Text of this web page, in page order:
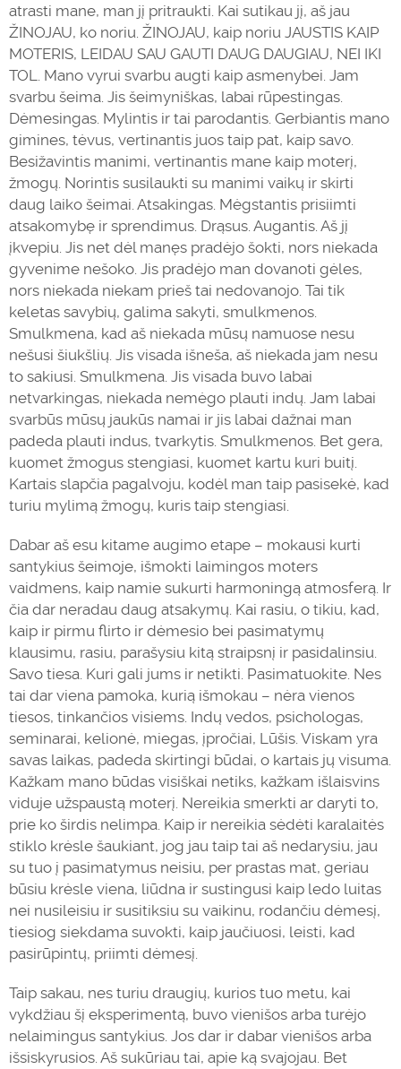
atrasti mane, man jį pritraukti. Kai sutikau jį, aš jau
ŽINOJAU, ko noriu. ŽINOJAU, kaip noriu JAUSTIS KAIP
MOTERIS, LEIDAU SAU GAUTI DAUG DAUGIAU, NEI IKI
TOL. Mano vyrui svarbu augti kaip asmenybei. Jam
svarbu šeima. Jis šeimyniškas, labai rūpestingas.
Dėmesingas. Mylintis ir tai parodantis. Gerbiantis mano
gimines, tėvus, vertinantis juos taip pat, kaip savo.
Besižavintis manimi, vertinantis mane kaip moterį,
žmogų. Norintis susilaukti su manimi vaikų ir skirti
daug laiko šeimai. Atsakingas. Mėgstantis prisiimti
atsakomybę ir sprendimus. Drąsus. Augantis. Aš jį
įkvepiu. Jis net dėl manęs pradėjo šokti, nors niekada
gyvenime nešoko. Jis pradėjo man dovanoti gėles,
nors niekada niekam prieš tai nedovanojo. Tai tik
keletas savybių, galima sakyti, smulkmenos.
Smulkmena, kad aš niekada mūsų namuose nesu
nešusi šiukšlių. Jis visada išneša, aš niekada jam nesu
to sakiusi. Smulkmena. Jis visada buvo labai
netvarkingas, niekada nemėgo plauti indų. Jam labai
svarbūs mūsų jaukūs namai ir jis labai dažnai man
padeda plauti indus, tvarkytis. Smulkmenos. Bet gera,
kuomet žmogus stengiasi, kuomet kartu kuri buitį.
Kartais slapčia pagalvoju, kodėl man taip pasisekė, kad
turiu mylimą žmogų, kuris taip stengiasi.
Dabar aš esu kitame augimo etape – mokausi kurti
santykius šeimoje, išmokti laimingos moters
vaidmens, kaip namie sukurti harmoningą atmosferą. Ir
čia dar neradau daug atsakymų. Kai rasiu, o tikiu, kad,
kaip ir pirmu flirto ir dėmesio bei pasimatymų
klausimu, rasiu, parašysiu kitą straipsnį ir pasidalinsiu.
Savo tiesa. Kuri gali jums ir netikti. Pasimatuokite. Nes
tai dar viena pamoka, kurią išmokau – nėra vienos
tiesos, tinkančios visiems. Indų vedos, psichologas,
seminarai, kelionė, miegas, įpročiai, Lūšis. Viskam yra
savas laikas, padeda skirtingi būdai, o kartais jų visuma.
Kažkam mano būdas visiškai netiks, kažkam išlaisvins
viduje užspaustą moterį. Nereikia smerkti ar daryti to,
prie ko širdis nelimpa. Kaip ir nereikia sėdėti karalaitės
stiklo krėsle šaukiant, jog jau taip tai aš nedarysiu, jau
su tuo į pasimatymus neisiu, per prastas mat, geriau
būsiu krėsle viena, liūdna ir sustingusi kaip ledo luitas
nei nusileisiu ir susitiksiu su vaikinu, rodančiu dėmesį,
tiesiog siekdama suvokti, kaip jaučiuosi, leisti, kad
pasirūpintų, priimti dėmesį.
Taip sakau, nes turiu draugių, kurios tuo metu, kai
vykdžiau šį eksperimentą, buvo vienišos arba turėjo
nelaimingus santykius. Jos dar ir dabar vienišos arba
išsiskyrusios. Aš sukūriau tai, apie ką svajojau. Bet